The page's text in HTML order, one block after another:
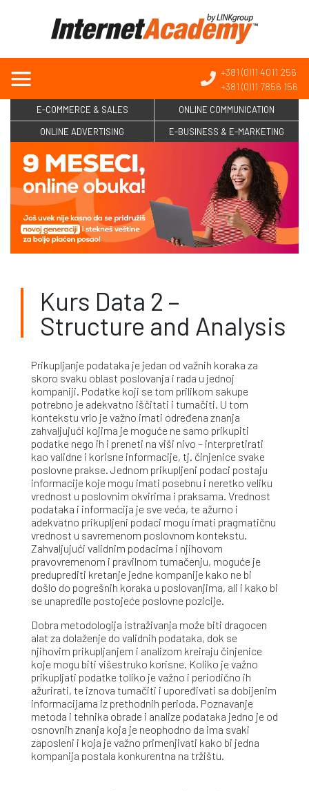
+381 (0)11 4011 256
+381 (0)11 7856 156
E-COMMERCE & SALES
ONLINE COMMUNICATION
ONLINE ADVERTISING
E-BUSINESS & E-MARKETING
Kurs Data 2 –
Structure and Analysis
Prikupljanje podataka je jedan od važnih koraka za
skoro svaku oblast poslovanja i rada u jednoj
kompaniji. Podatke koji se tom prilikom sakupe
potrebno je adekvatno iščitati i tumačiti. U tom
kontekstu vrlo je važno imati određena znanja
zahvaljujući kojima je moguće ne samo prikupiti
podatke nego ih i preneti na viši nivo – interpretirati
kao validne i korisne informacije, tj. činjenice svake
poslovne prakse. Jednom prikupljeni podaci postaju
informacije koje mogu imati posebnu i neretko veliku
vrednost u poslovnim okvirima i praksama. Vrednost
podataka i informacija je sve veća, te ažurno i
adekvatno prikupljeni podaci mogu imati pragmatičnu
vrednost u savremenom poslovnom kontekstu.
Zahvaljujući validnim podacima i njihovom
pravovremenom i pravilnom tumačenju, moguće je
preduprediti kretanje jedne kompanije kako ne bi
došlo do pogrešnih koraka u poslovanjima, ali i kako bi
se unapredile postojeće poslovne pozicije.
Dobra metodologija istraživanja može biti dragocen
alat za dolaženje do validnih podataka, dok se
njihovim prikupljanjem i analizom kreiraju činjenice
koje mogu biti višestruko korisne. Koliko je važno
prikupljati podatke toliko je važno i periodično ih
ažurirati, te iznova tumačiti i upoređivati sa dobijenim
informacijama iz prethodnih perioda. Poznavanje
metoda i tehnika obrade i analize podataka jedno je od
osnovnih znanja koja je neophodno da ima svaki
zaposleni i koja je važno primenjivati kako bi jedna
kompanija postala konkurentna na tržištu.